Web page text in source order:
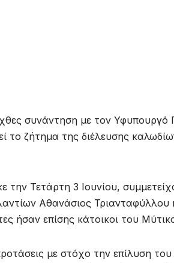
συνάντηση με τον Υφυπουργό
το ζήτημα της διέλευσης
την Τετάρτη 3 Ιουνίου,
Αθανάσιος Τριανταφύλλου
ήσαν επίσης κάτοικοι του
με στόχο την επίλυση του